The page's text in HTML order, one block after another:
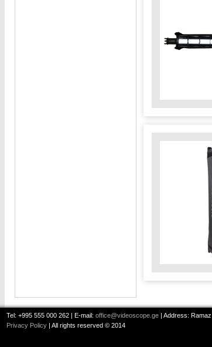
Tel: +995 555 000 262 | E-mail: office@videoscope.ge| Address: Ramaz
Privacy Policy | All rights reserved © 2014